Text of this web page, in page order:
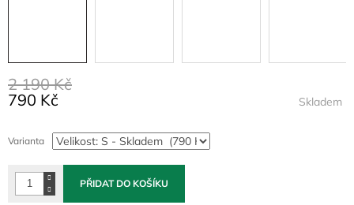
2 190 Kč
790 Kč
cena:
Skladem
Varianta
PŘIDAT DO KOŠÍKU